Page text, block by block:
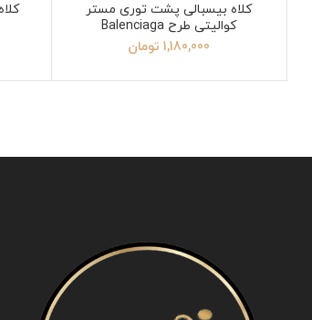
کلاه بیسبالی پشت توری مستر
کوالیتی طرح Balenciaga
1,180,000 تومان